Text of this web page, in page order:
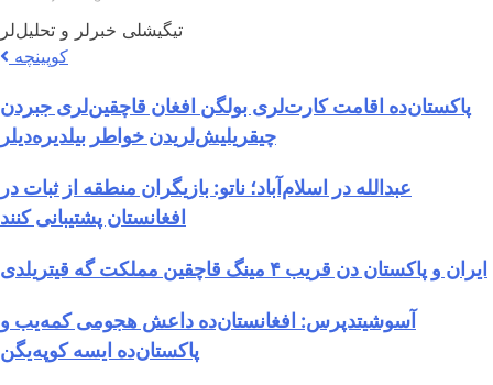
تیگیشلی خبرلر و تحلیل‌لر
کوپینچه
پاکستان‌ده اقامت کارت‌لری بولگن افغان قاچقین‌لری جبردن
چیقریلیش‌لریدن خواطر بیلدیره‌دیلر
عبدالله در اسلام‌آباد؛ ناتو: بازیگران منطقه از ثبات در
افغانستان پشتیبانی کنند
ایران و پاکستان دن قریب ۴ مینگ قاچقین مملکت گه قیتریلدی
آسوشیتدپرس: افغانستان‌ده داعش هجومی کمه‌یب و
پاکستان‌ده ایسه کوپه‌یگن